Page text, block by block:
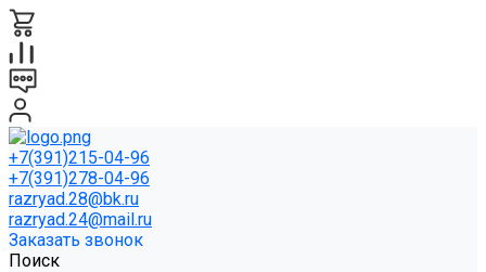
+7(391)215-04-96
+7(391)278-04-96
razryad.28@bk.ru
razryad.24@mail.ru
Заказать звонок
Поиск